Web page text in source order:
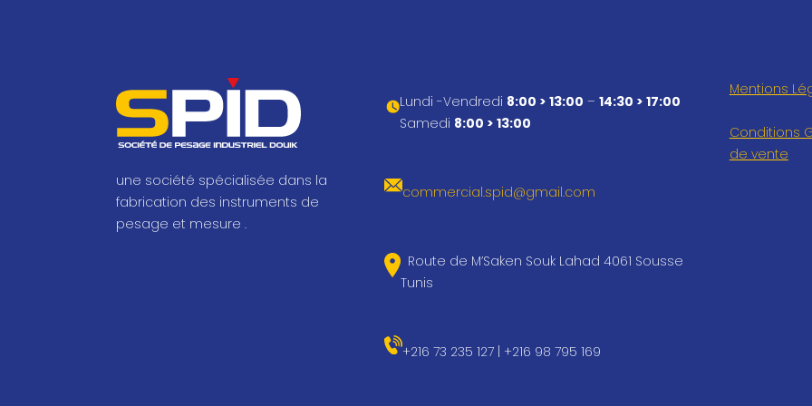
une société spécialisée dans la
fabrication des instruments de
pesage et mesure .
Lundi -Vendredi 8:00 > 13:00 –14:30 > 17:00
Samedi 8:00 > 13:00
commercial.spid@gmail.com
Route de M’Saken Souk Lahad 4061 Sousse
Tunis
+216 73 235 127 | +216 98 795 169
Mentions
Conditions
de vente